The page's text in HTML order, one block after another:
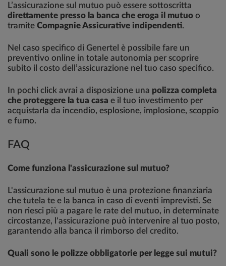
L’assicurazione sul mutuo può essere sottoscritta
direttamente presso la banca che eroga il mutuo o
tramite Compagnie Assicurative indipendenti.
Nel caso specifico di Genertel è possibile fare un
preventivo online in totale autonomia per scoprire
subito il costo dell’assicurazione nel tuo caso specifico.
In pochi click avrai a disposizione una polizza completa
che proteggere la tua casa e il tuo investimento per
acquistarla da incendio, esplosione, implosione, scoppio
e fumo.
FAQ
Come funziona l'assicurazione sul mutuo?
L'assicurazione sul mutuo è una protezione finanziaria
che tutela te e la banca in caso di eventi imprevisti. Se
non riesci più a pagare le rate del mutuo, in determinate
circostanze, l'assicurazione può intervenire al tuo posto,
garantendo alla banca il rimborso del credito.
Quali sono le polizze obbligatorie per legge sui mutui?